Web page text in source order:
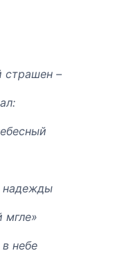
страшен –
надежды
мгле»
небе